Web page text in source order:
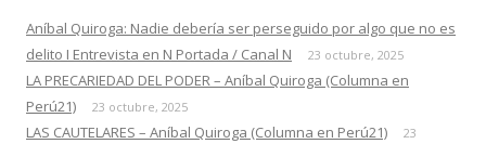
Aníbal Quiroga: Nadie debería ser perseguido por algo que no es
delito I Entrevista en N Portada / Canal N
23 octubre, 2025
LA PRECARIEDAD DEL PODER – Aníbal Quiroga (Columna en
Perú21)
23 octubre, 2025
LAS CAUTELARES – Aníbal Quiroga (Columna en Perú21)
23